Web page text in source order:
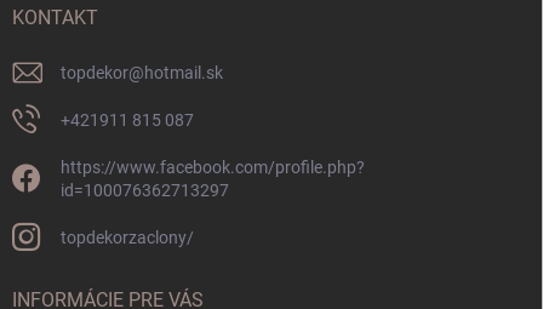
KONTAKT
topdekor@hotmail.sk
+421911 815 087
https://www.facebook.com/profile.php?
id=100076362713297
topdekorzaclony/
INFORMÁCIE PRE VÁS